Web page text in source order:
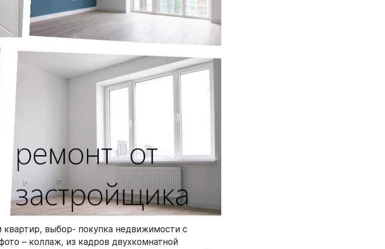
выбор- покупка недвижимости с
– коллаж, из кадров двухкомнатной